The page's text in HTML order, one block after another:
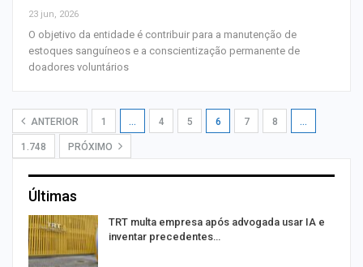
23 jun, 2026
O objetivo da entidade é contribuir para a manutenção de
estoques sanguíneos e a conscientização permanente de
doadores voluntários
ANTERIOR 1 … 4 5 6 7 8 …
1.748 PRÓXIMO
Últimas
TRT multa empresa após advogada usar IA e
inventar precedentes…